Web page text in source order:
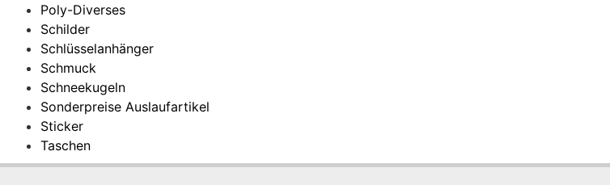
Poly-Diverses
Schilder
Schlüsselanhänger
Schmuck
Schneekugeln
Sonderpreise Auslaufartikel
Sticker
Taschen